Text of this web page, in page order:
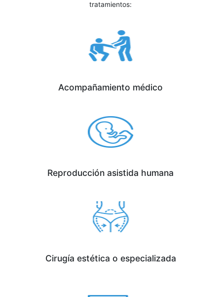
tratamientos:
Acompañamiento médico
Reproducción asistida humana
Cirugía estética o especializada